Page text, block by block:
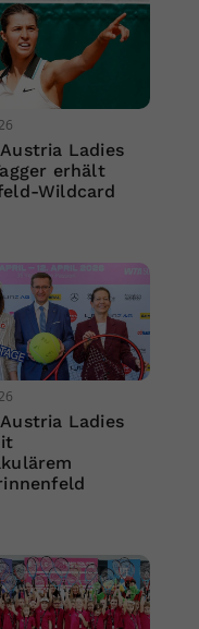
Ladies
erhält
Wildcard
Ladies